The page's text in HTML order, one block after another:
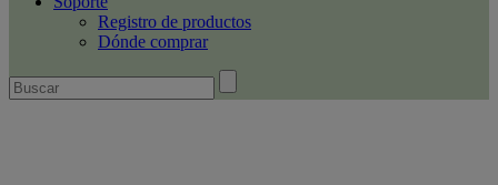
Registro de productos
Dónde comprar